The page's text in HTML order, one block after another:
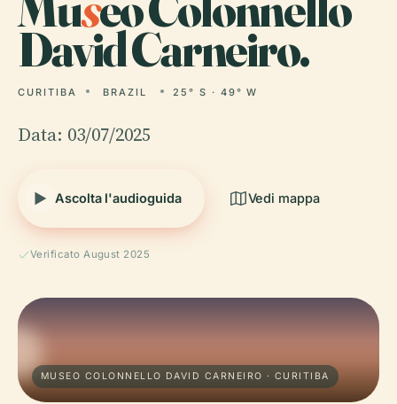
David Carneiro.
CURITIBA BRAZIL 25° S · 49° W
Data: 03/07/2025
Ascolta l'audioguida Vedi mappa
Verificato August 2025
MUSEO COLONNELLO DAVID CARNEIRO · CURITIBA